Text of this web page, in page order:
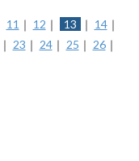
11 ｜ 12 ｜ 13 ｜ 14｜
｜ 23 ｜ 24｜ 25 ｜ 26｜